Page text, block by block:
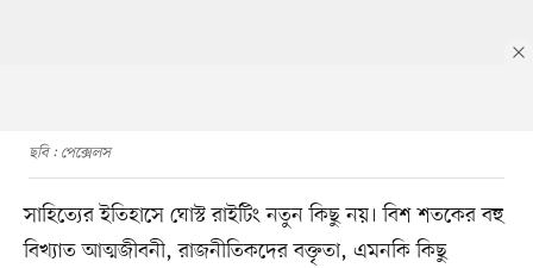
ছবি : পেক্সেলস
সাহিত্যের ইতিহাসে ঘোস্ট রাইটিং নতুন কিছু নয়। বিশ শতকের বহু
বিখ্যাত আত্মজীবনী, রাজনীতিকদের বক্তৃতা, এমনকি কিছু